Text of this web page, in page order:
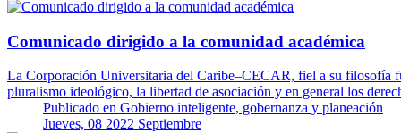
Comunicado dirigido a la comunidad académica
La Corporación Universitaria del Caribe–CECAR, fiel a su filosofía
pluralismo ideológico, la libertad de asociación y en general los
Publicado en Gobierno inteligente, gobernanza y planeación
Jueves, 08 2022 Septiembre